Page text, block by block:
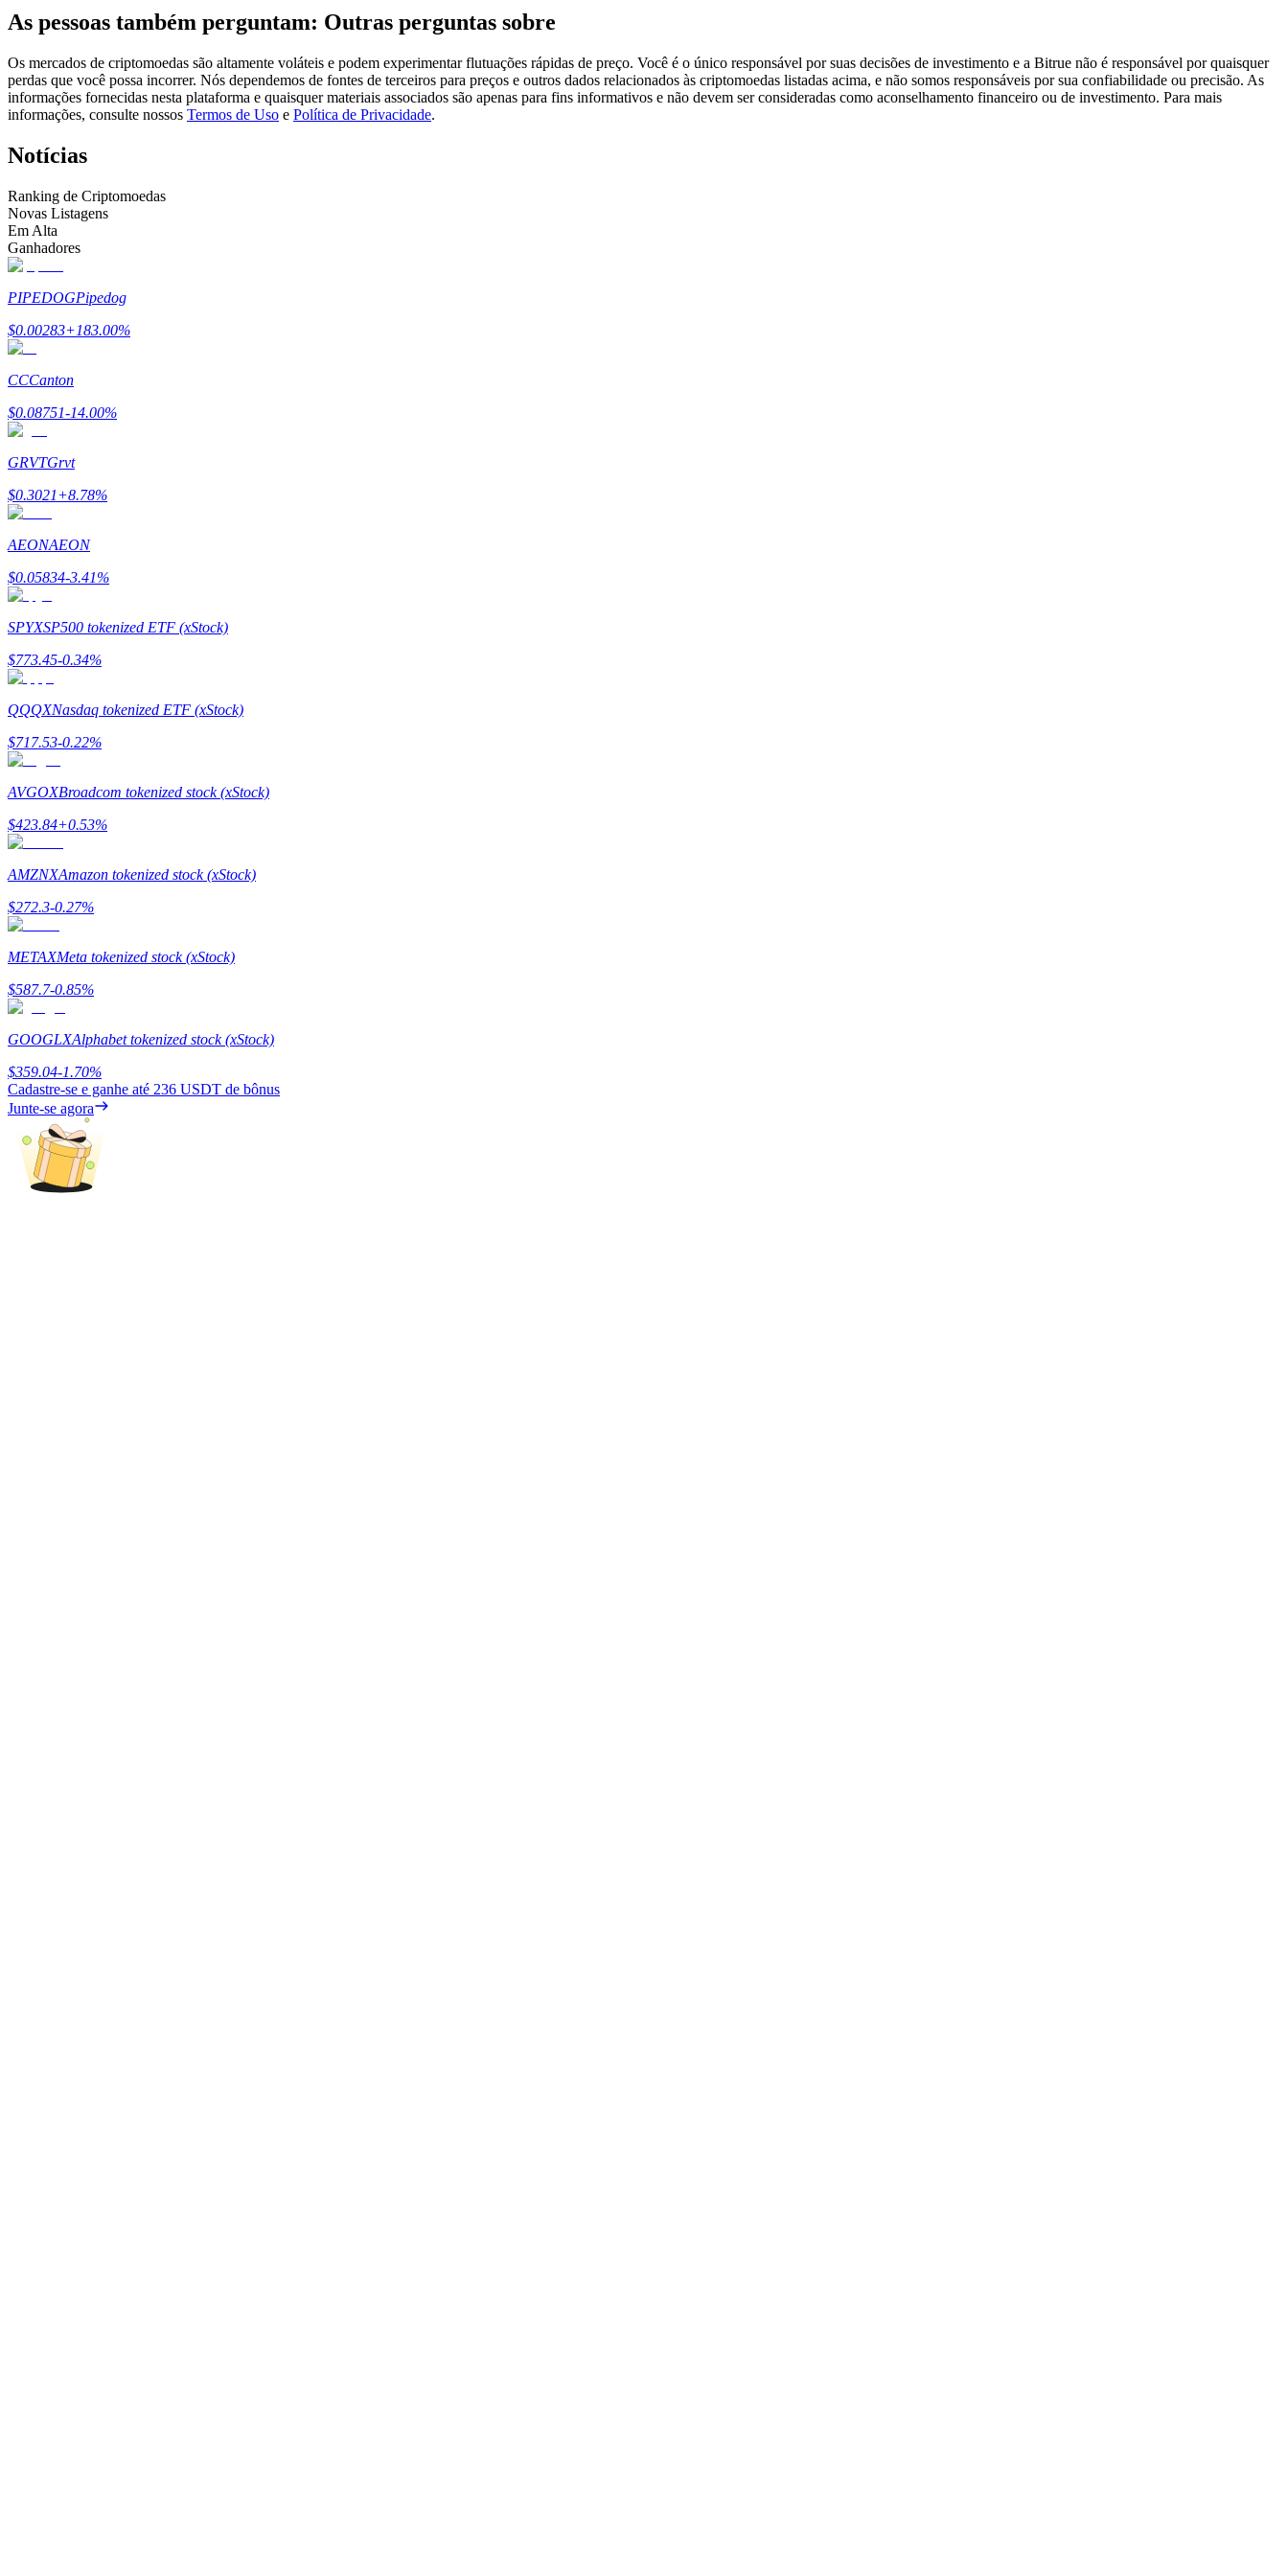
Futuros usando USDC como garantia
Copiar Trading
Junte-se aos principais traders
Informação
Análise de big data, incluindo informações comerciais, etc.
Guia
Guia para iniciantes em futuros
Estratégias de negociação
Aprenda como se manter lucrativo
As pessoas também perguntam: Outras perguntas sobre
Os mercados de criptomoedas são altamente voláteis e podem experimentar flutuações rápidas de preço. Você é o único responsável por suas decisões de investimento e a Bitrue não é responsável por quaisquer
perdas que você possa incorrer. Nós dependemos de fontes de terceiros para preços e outros dados relacionados às criptomoedas listadas acima, e não somos responsáveis por sua confiabilidade ou precisão. As
informações fornecidas nesta plataforma e quaisquer materiais associados são apenas para fins informativos e não devem ser consideradas como aconselhamento financeiro ou de investimento. Para mais
informações, consulte nossos Termos de Uso e Política de Privacidade.
Notícias
Ranking de Criptomoedas
Novas Listagens
Em Alta
Ganhadores
PIPEDOGPipedog
$0.00283+183.00%
CCCanton
$0.08751-14.00%
GRVTGrvt
$0.3021+8.78%
AEONAEON
$0.05834-3.41%
SPYXSP500 tokenized ETF (xStock)
$773.45-0.34%
QQQXNasdaq tokenized ETF (xStock)
$717.53-0.22%
AVGOXBroadcom tokenized stock (xStock)
$423.84+0.53%
AMZNXAmazon tokenized stock (xStock)
$272.3-0.27%
METAXMeta tokenized stock (xStock)
$587.7-0.85%
GOOGLXAlphabet tokenized stock (xStock)
$359.04-1.70%
Cadastre-se e ganhe até 236 USDT de bônus
Junte-se agora